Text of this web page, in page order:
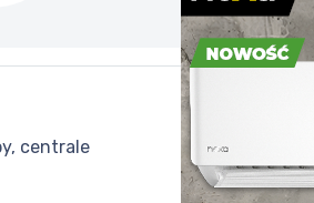
centrale